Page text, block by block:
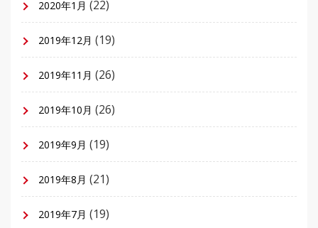
2020年1月 (22)
2019年12月 (19)
2019年11月 (26)
2019年10月 (26)
2019年9月 (19)
2019年8月 (21)
2019年7月 (19)